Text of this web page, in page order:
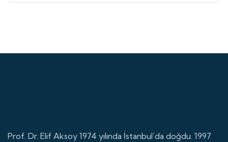
Prof. Dr. Elif Aksoy 1974 yılında İstanbul’da doğdu. 1997